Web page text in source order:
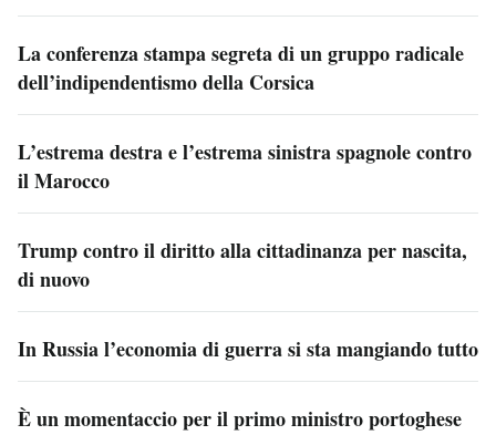
La conferenza stampa segreta di un gruppo radicale
dell’indipendentismo della Corsica
L’estrema destra e l’estrema sinistra spagnole contro
il Marocco
Trump contro il diritto alla cittadinanza per nascita,
di nuovo
In Russia l’economia di guerra si sta mangiando tutto
È un momentaccio per il primo ministro portoghese